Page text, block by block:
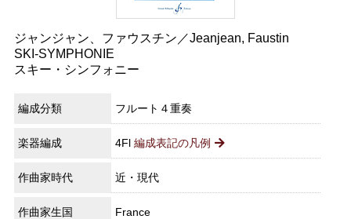
ジャンジャン、ファウスチン／Jeanjean, Faustin
SKI-SYMPHONIE
スキー・シンフォニー
編成分類 フルート４重奏
楽器編成 4Fl 編成表記の凡例
作曲家時代 近・現代
作曲家生国 France